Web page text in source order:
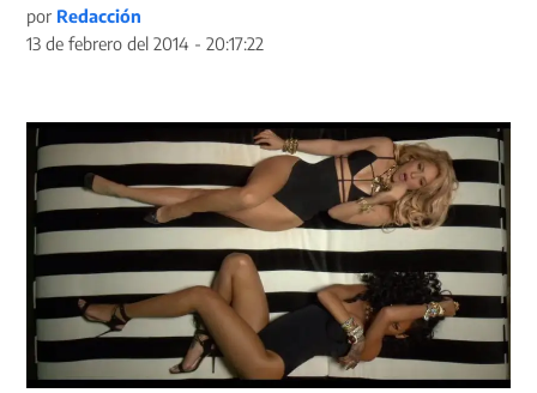
por Redacción
13 de febrero del 2014 - 20:17:22